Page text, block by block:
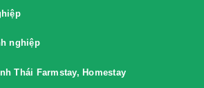
nghiệp
Thái Farmstay, Homestay